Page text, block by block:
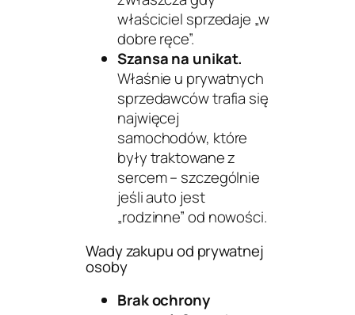
właściciel sprzedaje „w
dobre ręce”.
Szansa na unikat.
Właśnie u prywatnych
sprzedawców trafia się
najwięcej
samochodów, które
były traktowane z
sercem – szczególnie
jeśli auto jest
„rodzinne” od nowości.
Wady zakupu od prywatnej
osoby
Brak ochrony